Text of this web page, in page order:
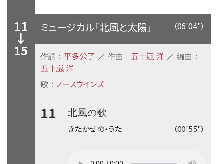
11
↓
15
（06'04"）
ミュージカル「北風と太陽」
作詞： 平多公了 ／ 作曲： 五十嵐 洋 ／ 編曲：
五十嵐 洋
歌 ： ノースウインズ
11
北風の歌
（00'55"）
きたかぜの・うた